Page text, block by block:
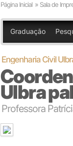
Página Inicial » Sala de
Graduação
Engenharia Civil
Ulbra
Professora